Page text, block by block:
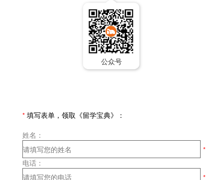
公众号
* 填写表单，领取《留学宝典》：
姓名：
电话：